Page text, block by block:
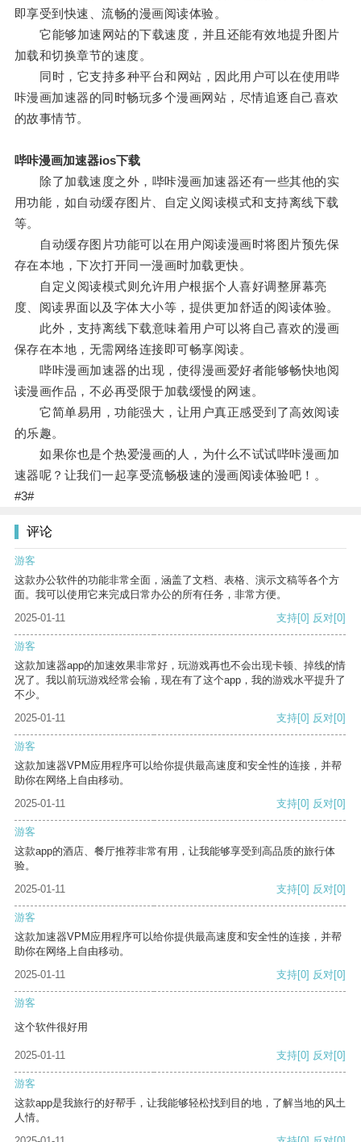
即享受到快速、流畅的漫画阅读体验。
它能够加速网站的下载速度，并且还能有效地提升图片
加载和切换章节的速度。
同时，它支持多种平台和网站，因此用户可以在使用哔
咔漫画加速器的同时畅玩多个漫画网站，尽情追逐自己喜欢
的故事情节。
哔咔漫画加速器ios下载
除了加载速度之外，哔咔漫画加速器还有一些其他的实
用功能，如自动缓存图片、自定义阅读模式和支持离线下载
等。
自动缓存图片功能可以在用户阅读漫画时将图片预先保
存在本地，下次打开同一漫画时加载更快。
自定义阅读模式则允许用户根据个人喜好调整屏幕亮
度、阅读界面以及字体大小等，提供更加舒适的阅读体验。
此外，支持离线下载意味着用户可以将自己喜欢的漫画
保存在本地，无需网络连接即可畅享阅读。
哔咔漫画加速器的出现，使得漫画爱好者能够畅快地阅
读漫画作品，不必再受限于加载缓慢的网速。
它简单易用，功能强大，让用户真正感受到了高效阅读
的乐趣。
如果你也是个热爱漫画的人，为什么不试试哔咔漫画加
速器呢？让我们一起享受流畅极速的漫画阅读体验吧！。
#3#
评论
游客
这款办公软件的功能非常全面，涵盖了文档、表格、演示文稿等各个方
面。我可以使用它来完成日常办公的所有任务，非常方便。
2025-01-11
支持[0] 反对[0]
游客
这款加速器app的加速效果非常好，玩游戏再也不会出现卡顿、掉线的情
况了。我以前玩游戏经常会输，现在有了这个app，我的游戏水平提升了
不少。
2025-01-11
支持[0] 反对[0]
游客
这款加速器VPM应用程序可以给你提供最高速度和安全性的连接，并帮
助你在网络上自由移动。
2025-01-11
支持[0] 反对[0]
游客
这款app的酒店、餐厅推荐非常有用，让我能够享受到高品质的旅行体
验。
2025-01-11
支持[0] 反对[0]
游客
这款加速器VPM应用程序可以给你提供最高速度和安全性的连接，并帮
助你在网络上自由移动。
2025-01-11
支持[0] 反对[0]
游客
这个软件很好用
2025-01-11 支持[0] 反对[0]
游客
这款app是我旅行的好帮手，让我能够轻松找到目的地，了解当地的风土
人情。